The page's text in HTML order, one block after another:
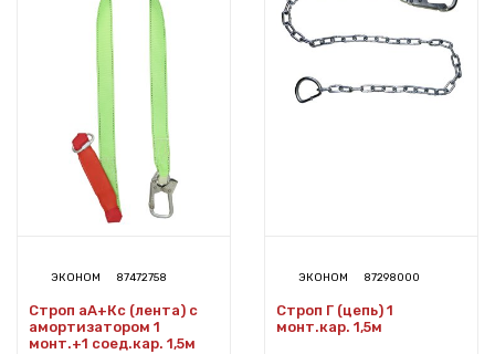
ЭКОНОМ 87472758
Строп аА+Кс (лента) с
амортизатором 1
монт.+1 соед.кар. 1,5м
ЭКОНОМ 87298000
Строп Г (цепь) 1
монт.кар. 1,5м